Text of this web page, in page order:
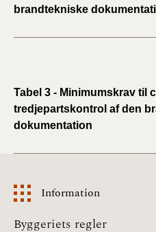
brandtekniske
Tabel 3 - Minimumskrav til
tredjepartskontrol af den
dokumentation
Information
Information
Byggeriets regler